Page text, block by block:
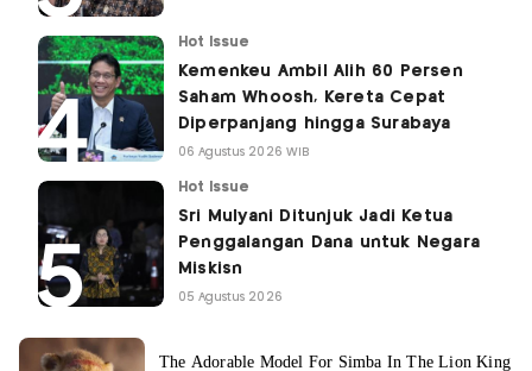
Hot Issue
Kemenkeu Ambil Alih 60 Persen
Saham Whoosh, Kereta Cepat
Diperpanjang hingga Surabaya
06 Agustus 2026 WIB
Hot Issue
Sri Mulyani Ditunjuk Jadi Ketua
Penggalangan Dana untuk Negara
Miskisn
05 Agustus 2026